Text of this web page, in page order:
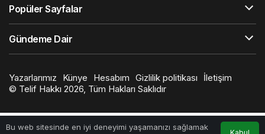
Bu web sitesinde en iyi deneyimi yaşamanızı sağlamak
Popüler Sayfalar
Gündeme Dair
Yazarlarımız Künye Hesabım Gizlilik politikası
İletişim
© Telif Hakkı 2026, Tüm Hakları Saklıdır